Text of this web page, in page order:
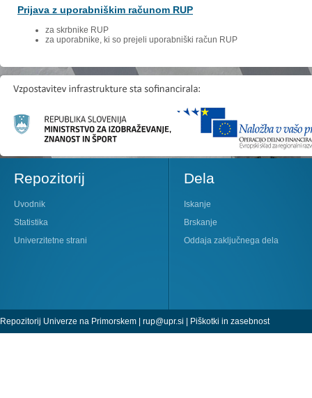
Prijava z uporabniškim računom RUP
za skrbnike RUP
za uporabnike, ki so prejeli uporabniški račun RUP
Repozitorij
Uvodnik
Statistika
Univerzitetne strani
Dela
Iskanje
Brskanje
Oddaja zaključnega dela
Repozitorij Univerze na Primorskem | rup@upr.si | Piškotki in zasebnost